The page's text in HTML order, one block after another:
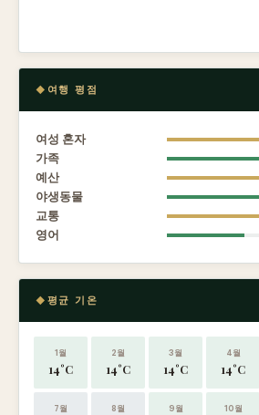
여행 평점
여성 혼자
가족
예산
야생동물
교통
영어
평균 기온
1월
14°C
2월
14°C
3월
14°C
4월
14°C
7월 8월 9월 10월